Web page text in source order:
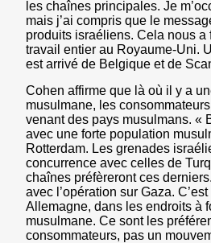
les chaînes principales. Je
mais j’ai compris que le
produits israéliens. Cela nous a
travail entier au Royaume-Uni.
est arrivé de Belgique et de
Cohen affirme que là où il y a
musulmane, les
venant des pays musulmans. «
avec une forte population
Rotterdam. Les grenades
concurrence avec celles de
chaînes préfèreront ces
avec l’opération sur Gaza.
Allemagne, dans les endroits à
musulmane. Ce sont les
consommateurs, pas un